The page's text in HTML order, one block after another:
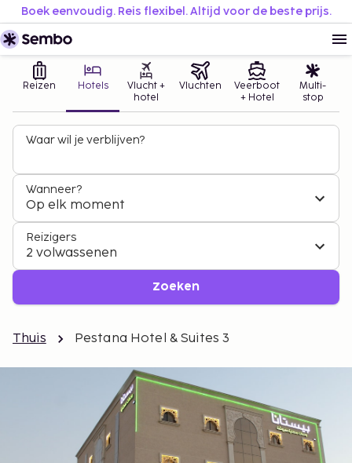
Boek eenvoudig. Reis flexibel. Altijd voor de beste prijs.
Reizen Hotels
Vlucht +
hotel
Vluchten
Veerboot
+ Hotel
Multi-
stop
Waar wil je verblijven?
Wanneer?
Op elk moment
Reizigers
2 volwassenen
Zoeken
Thuis Pestana Hotel & Suites 3